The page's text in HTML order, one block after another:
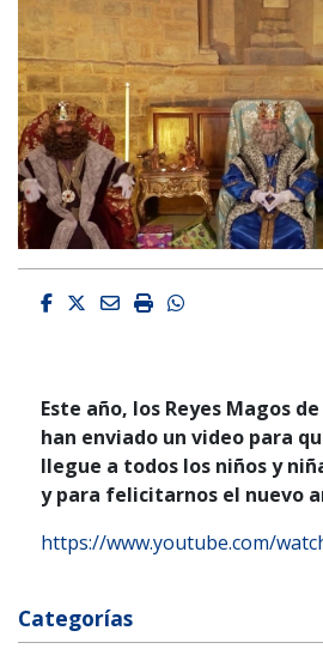
Facebook
Twitter
EmailImprimirWhatsapp
Este año, los Reyes Magos
han enviado un video para
llegue a todos los niños y
y para felicitarnos el nuevo
https://www.youtube.com/
Categorías